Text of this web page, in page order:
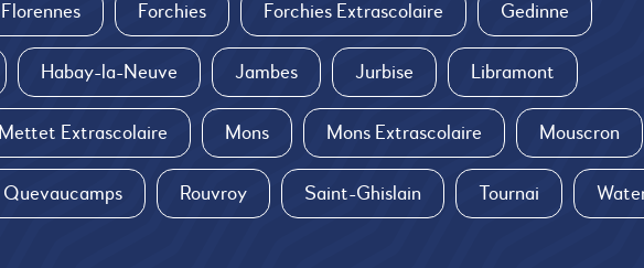
Florennes Forchies Forchies Extrascolaire Gedinne
Habay-la-Neuve Jambes Jurbise Libramont
Mettet Extrascolaire Mons Mons Extrascolaire Mouscron
Quevaucamps Rouvroy Saint-Ghislain Tournai